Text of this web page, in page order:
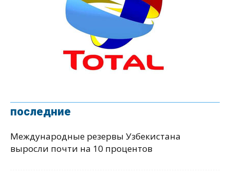
последние
Международные резервы Узбекистана
выросли почти на 10 процентов